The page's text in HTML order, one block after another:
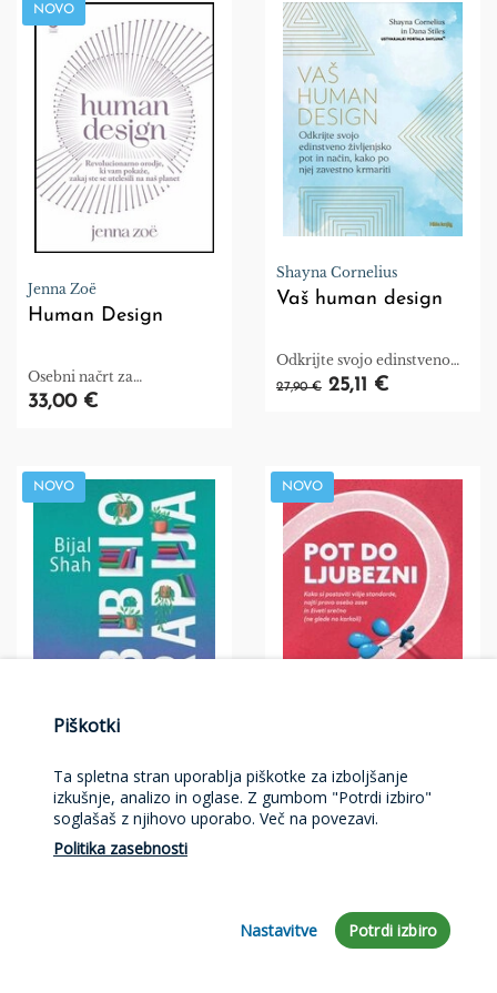
NOVO
Jenna Zoë
Human Design
Osebni načrt za
navdahnjeno in avtentično
33,00 €
Shayna Cornelius
Vaš human design
Odkrijte svojo edinstveno
življenjsko pot.
27,90 € 25,11 €
NOVO
Bijal Shah
Biblioterapija
NOVO
Matthew Hussey
Pot do ljubezni
Piškotki
Ta spletna stran uporablja piškotke za izboljšanje
izkušnje, analizo in oglase. Z gumbom "Potrdi izbiro"
soglašaš z njihovo uporabo. Več na povezavi.
Politika zasebnosti
Nastavitve Potrdi izbiro